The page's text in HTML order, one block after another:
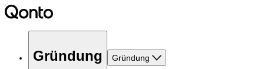
Gründung Gründung